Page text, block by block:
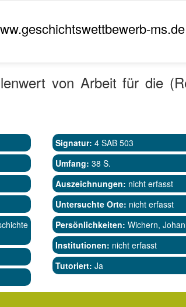
ms.de
von Arbeit für die
Signatur: 4 SAB 503
Umfang: 38 S.
Auszeichnungen: nicht erfasst
Untersuchte Orte: nicht erfasst
Persönlichkeiten: Wichern,
Institutionen: nicht erfasst
Tutoriert: Ja